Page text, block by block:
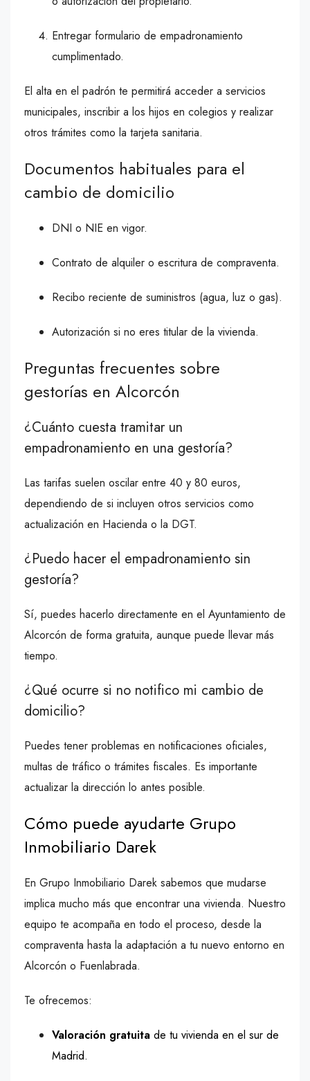
Entregar formulario de empadronamiento
cumplimentado.
El alta en el padrón te permitirá acceder a servicios
municipales, inscribir a los hijos en colegios y realizar
otros trámites como la tarjeta sanitaria.
Documentos habituales para el
cambio de domicilio
DNI o NIE en vigor.
Contrato de alquiler o escritura de compraventa.
Recibo reciente de suministros (agua, luz o gas).
Autorización si no eres titular de la vivienda.
Preguntas frecuentes sobre
gestorías en Alcorcón
¿Cuánto cuesta tramitar un
empadronamiento en una gestoría?
Las tarifas suelen oscilar entre 40 y 80 euros,
dependiendo de si incluyen otros servicios como
actualización en Hacienda o la DGT.
¿Puedo hacer el empadronamiento sin
gestoría?
Sí, puedes hacerlo directamente en el Ayuntamiento de
Alcorcón de forma gratuita, aunque puede llevar más
tiempo.
¿Qué ocurre si no notifico mi cambio de
domicilio?
Puedes tener problemas en notificaciones oficiales,
multas de tráfico o trámites fiscales. Es importante
actualizar la dirección lo antes posible.
Cómo puede ayudarte Grupo
Inmobiliario Darek
En Grupo Inmobiliario Darek sabemos que mudarse
implica mucho más que encontrar una vivienda. Nuestro
equipo te acompaña en todo el proceso, desde la
compraventa hasta la adaptación a tu nuevo entorno en
Alcorcón o Fuenlabrada.
Te ofrecemos:
Valoración gratuita de tu vivienda en el sur de
Madrid.